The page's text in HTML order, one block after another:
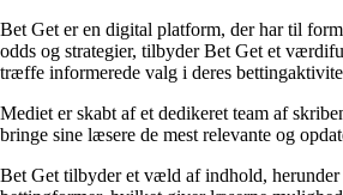
Bet Get er en digital platform, der har til
odds og strategier, tilbyder Bet Get et
træffe informerede valg i deres
Mediet er skabt af et dedikeret team af
bringe sine læsere de mest relevante og
Bet Get tilbyder et væld af indhold, herunder